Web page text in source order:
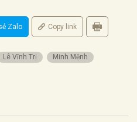
Zalo Copy link
Lê Vĩnh Trị
Minh Mệnh